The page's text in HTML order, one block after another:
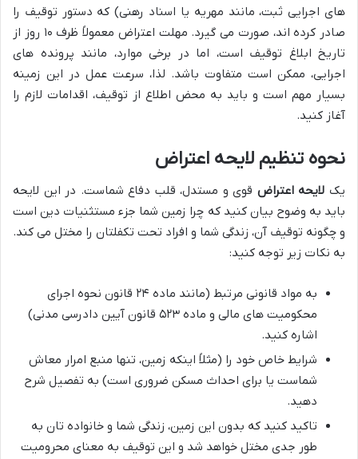
های اجرایی ثبت، مانند مهریه یا اسناد رهنی) که دستور توقیف را
صادر کرده اند، صورت می گیرد. مهلت اعتراض معمولاً ظرف ۱۰ روز از
تاریخ ابلاغ توقیف است، اما در برخی موارد، مانند پرونده های
اجرایی، ممکن است متفاوت باشد. لذا، سرعت عمل در این زمینه
بسیار مهم است و باید به محض اطلاع از توقیف، اقدامات لازم را
آغاز کنید.
نحوه تنظیم لایحه اعتراض
یک لایحه اعتراض قوی و مستدل، قلب دفاع شماست. در این لایحه
باید به وضوح بیان کنید که چرا زمین شما جزء مستثنیات دین است
و چگونه توقیف آن، زندگی شما و افراد تحت تکفلتان را مختل می کند.
به نکات زیر توجه کنید:
به مواد قانونی مرتبط (مانند ماده ۲۴ قانون نحوه اجرای
محکومیت های مالی و ماده ۵۲۳ قانون آیین دادرسی مدنی)
اشاره کنید.
شرایط خاص خود را (مثلاً اینکه زمین، تنها منبع امرار معاش
شماست یا برای احداث مسکن ضروری است) به تفصیل شرح
دهید.
تاکید کنید که بدون این زمین، زندگی شما و خانواده تان به
طور جدی مختل خواهد شد و این توقیف به معنای محرومیت